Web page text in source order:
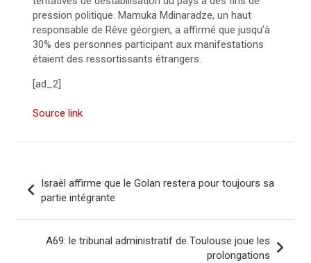
pression politique. Mamuka Mdinaradze, un haut
responsable de Rêve géorgien, a affirmé que jusqu’à
30% des personnes participant aux manifestations
étaient des ressortissants étrangers.
[ad_2]
Source link
v
Israël affirme que le Golan restera pour toujours sa
partie intégrante
A69: le tribunal administratif de Toulouse joue les
prolongations